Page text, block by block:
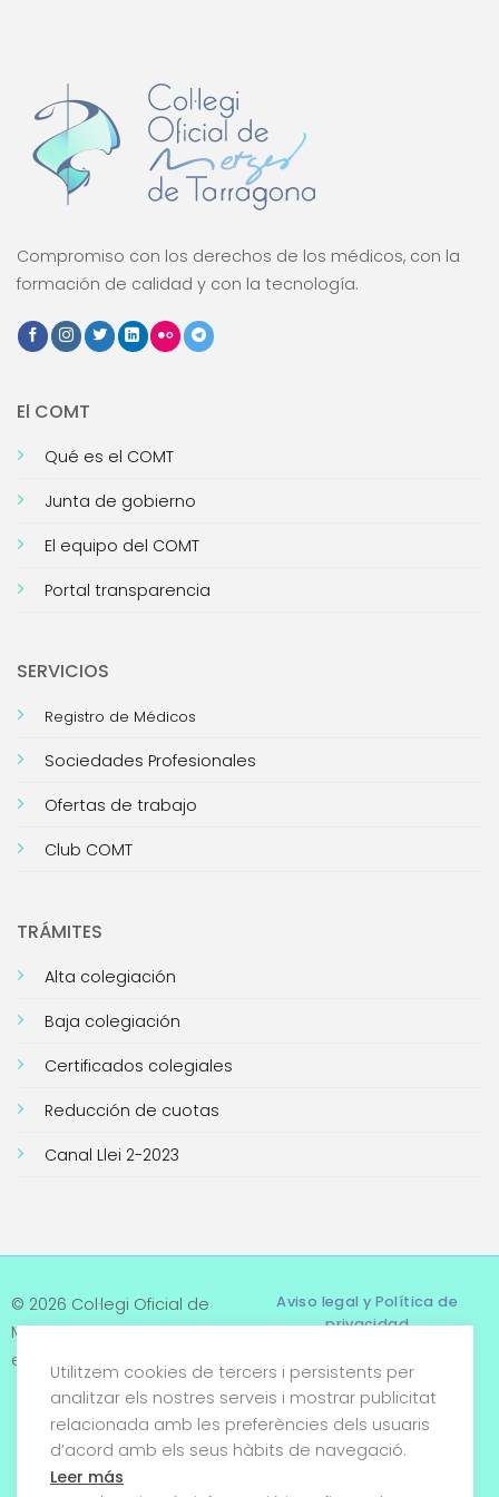
Compromiso con los derechos de los médicos, con la
formación de calidad y con la tecnología.
El COMT
Qué es el COMT
Junta de gobierno
El equipo del COMT
Portal transparencia
SERVICIOS
Registro de Médicos
Sociedades Profesionales
Ofertas de trabajo
Club COMT
TRÁMITES
Alta colegiación
Baja colegiación
Certificados colegiales
Reducción de cuotas
Canal Llei 2-2023
© 2026 Col·legi Oficial de
Metges de Tarragona. Tots
els drets reservats
Aviso legal y Política de
privacidad
Términos y condiciones
Política de cookies
Utilitzem cookies de tercers i persistents per
analitzar els nostres serveis i mostrar publicitat
relacionada amb les preferències dels usuaris
d’acord amb els seus hàbits de navegació.
Leer más